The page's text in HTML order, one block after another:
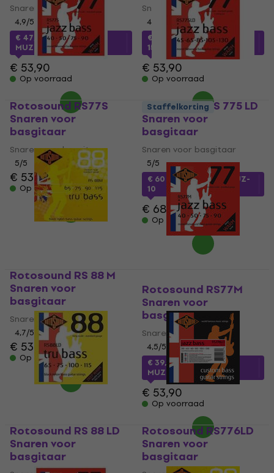
Snaren voor basgitaar
4,9/5
€ 47,97met code
MUZMUZ-10
€ 53,90
Op voorraad
Snaren voor basgitaar
4,5
€ 45
met codeMUZMUZ-
15
€ 53,90
Op voorraad
Rotosound RS77S
Snaren voor
basgitaar
Snaren voor basgitaar
5/5
€ 53,90
Op voorraad
Rotosound RS 775 LD
Snaren voor
basgitaar
Snaren voor basgitaar
5/5
€ 60 met codeMUZMUZ-
10
€ 68,90
Op voorraad
Rotosound RS 88 M
Snaren voor
basgitaar
Snaren voor basgitaar
4,7/5
€ 53,90
Op voorraad
Staffelkorting
Rotosound RS77M
Snaren voor
basgitaar
Snaren voor basgitaar
4,5/5
€ 39,73 met code
MUZMUZ-25
€ 53,90
Op voorraad
Rotosound RS 88 LD
Snaren voor
basgitaar
Rotosound RS776LD
Snaren voor
basgitaar